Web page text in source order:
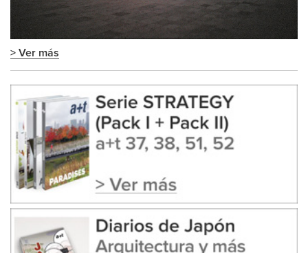
> Ver más